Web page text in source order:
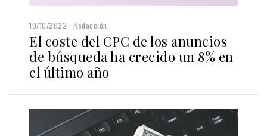
10/10/2022 Redacción
El coste del CPC de los anuncios
de búsqueda ha crecido un 8% en
el último año